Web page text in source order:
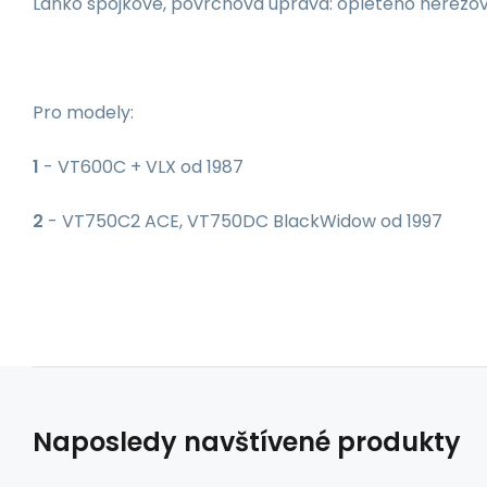
Pro modely:
1 - VT600C + VLX od 1987
2 - VT750C2 ACE, VT750DC BlackWidow od 1997
Naposledy navštívené produkty